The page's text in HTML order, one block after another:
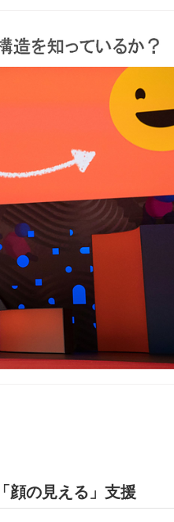
顔の見える」支援